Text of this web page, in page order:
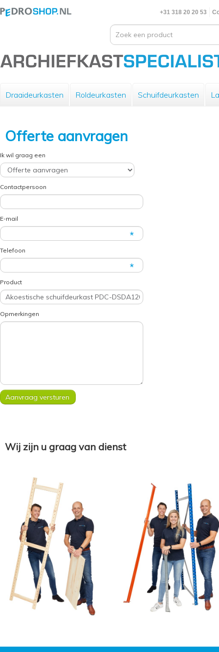
+31 318 20 20 53
Draaideurkasten Roldeurkasten Schuifdeurkasten
Offerte aanvragen
Ik wil graag een
Contactpersoon
E-mail
Telefoon
Product
Opmerkingen
Wij zijn u graag van dienst